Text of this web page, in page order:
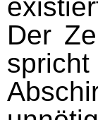
Der